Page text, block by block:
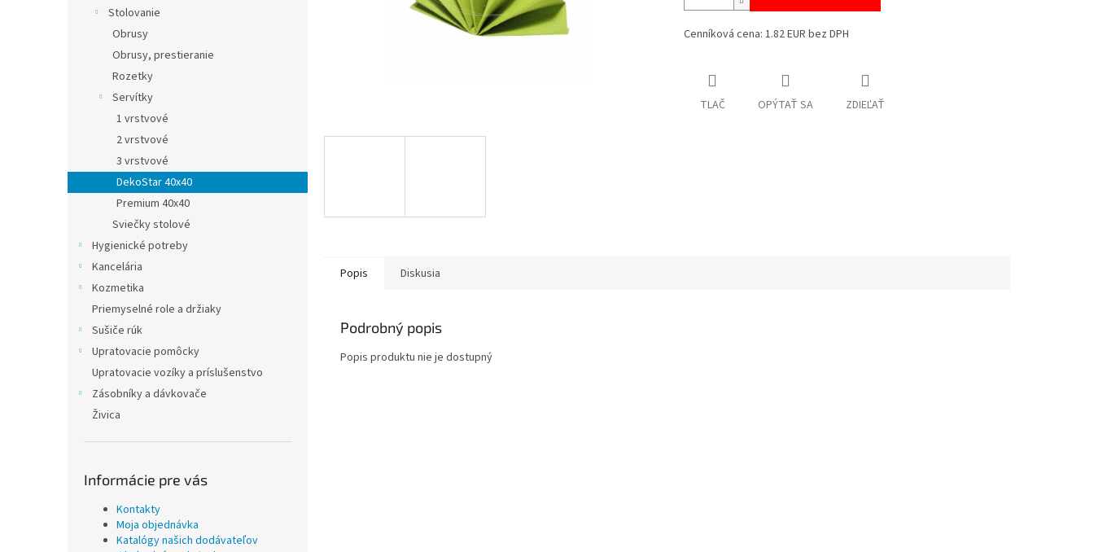
Stolovanie
Obrusy
Obrusy, prestieranie
Rozetky
Servítky
1 vrstvové
2 vrstvové
3 vrstvové
DekoStar 40x40
Premium 40x40
Sviečky stolové
Hygienické potreby
Kancelária
Kozmetika
Priemyselné role a držiaky
Sušiče rúk
Upratovacie pomôcky
Upratovacie vozíky a príslušenstvo
Zásobníky a dávkovače
Živica
Informácie pre vás
Kontakty
Moja objednávka
Katalógy našich dodávateľov
Cenníková cena: 1.82 EUR bez DPH
TLAČ OPÝTAŤ SA ZDIEĽAŤ
Popis Diskusia
Podrobný popis
Popis produktu nie je dostupný